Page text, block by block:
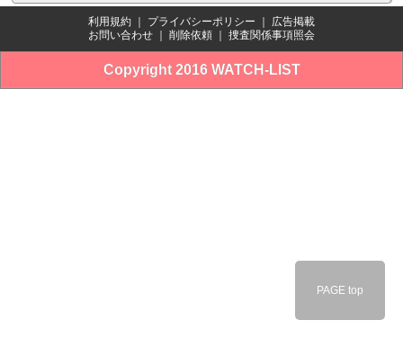
利用規約 プライバシーポリシー
広告掲載
お問い合わせ
削除依頼 捜査関係事項照会
Copyright 2016 WATCH-LIST
PAGE top